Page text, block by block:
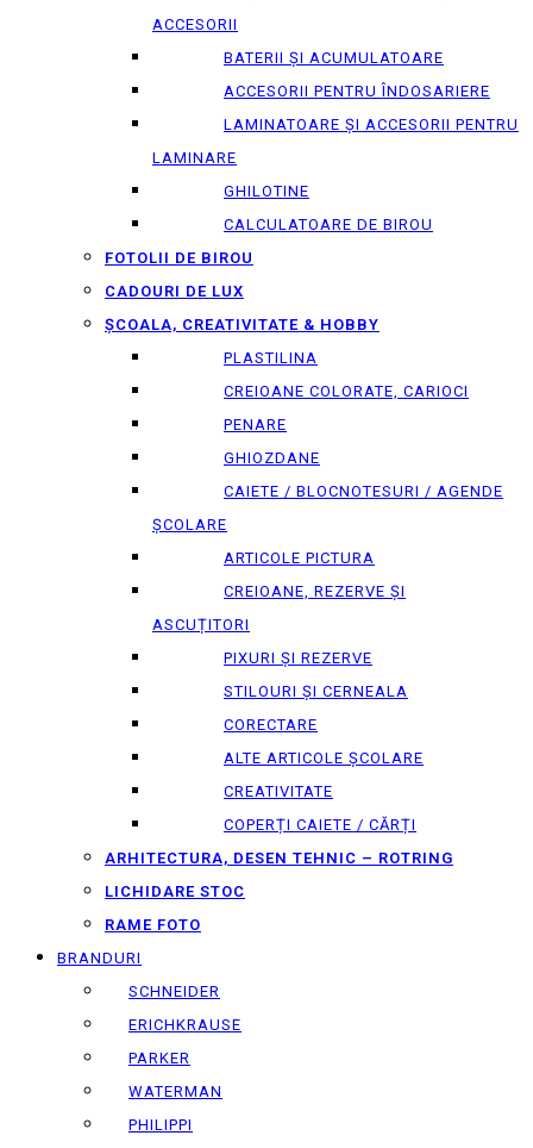
ACCESORII
BATERII ȘI ACUMULATOARE
ACCESORII PENTRU ÎNDOSARIERE
LAMINATOARE ȘI ACCESORII PENTRU
LAMINARE
GHILOTINE
CALCULATOARE DE BIROU
FOTOLII DE BIROU
CADOURI DE LUX
ȘCOALA, CREATIVITATE & HOBBY
PLASTILINA
CREIOANE COLORATE, CARIOCI
PENARE
GHIOZDANE
CAIETE / BLOCNOTESURI / AGENDE
ȘCOLARE
ARTICOLE PICTURA
CREIOANE, REZERVE ȘI
ASCUȚITORI
PIXURI ȘI REZERVE
STILOURI ȘI CERNEALA
CORECTARE
ALTE ARTICOLE ȘCOLARE
CREATIVITATE
COPERȚI CAIETE / CĂRȚI
ARHITECTURA, DESEN TEHNIC – ROTRING
LICHIDARE STOC
RAME FOTO
BRANDURI
SCHNEIDER
ERICHKRAUSE
PARKER
WATERMAN
PHILIPPI